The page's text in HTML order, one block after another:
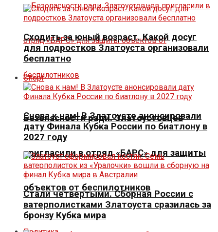
Безопасности ради. Златоустовцев
пригласили в отряд «БАРС» для защиты
объектов от беспилотников
Сходить за юный возраст. Какой досуг
для подростков Златоуста организовали
бесплатно
Спорт
Снова к нам! В Златоусте анонсировали
дату Финала Кубка России по биатлону в
2027 году
Стали четвертыми. Сборная России с
ватерполистками Златоуста сразилась за
бронзу Кубка мира